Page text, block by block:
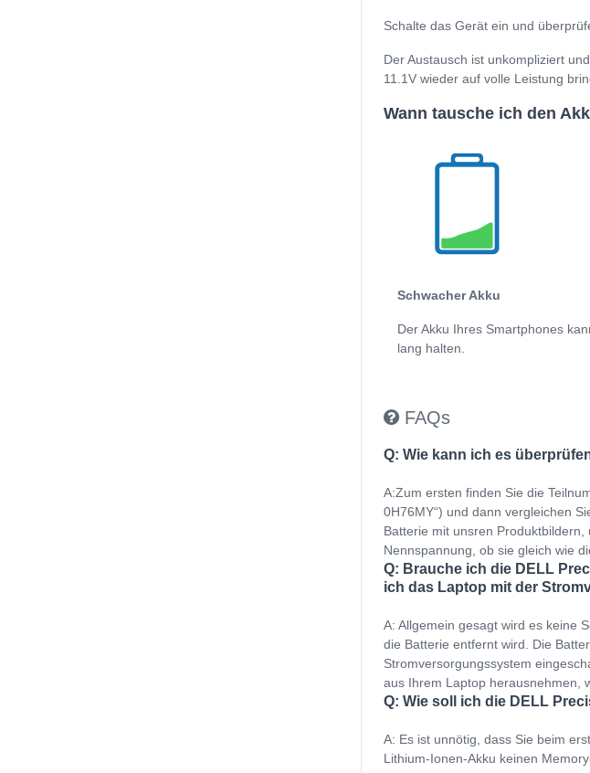
Schalte das Gerät ein und
Der Austausch ist unkompliziert
11.1V wieder auf volle Leistung
Wann tausche ich den
Schwacher Akku
Der Akku Ihres Smartphones
lang halten.
FAQs
Q: Wie kann ich es
A:Zum ersten finden Sie die
0H76MY“) und dann vergleichen
Batterie mit unsren
Nennspannung, ob sie gleich wie
Q: Brauche ich die DELL
ich das Laptop mit der
A: Allgemein gesagt wird es keine
die Batterie entfernt wird. Die
Stromversorgungssystem
aus Ihrem Laptop herausnehmen,
Q: Wie soll ich die DELL
A: Es ist unnötig, dass Sie beim
Lithium-Ionen-Akku keinen